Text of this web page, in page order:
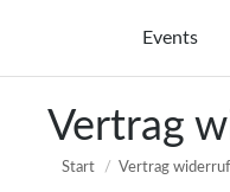
Events
Vertrag
Sie befinden sich hier:
Start Vertrag